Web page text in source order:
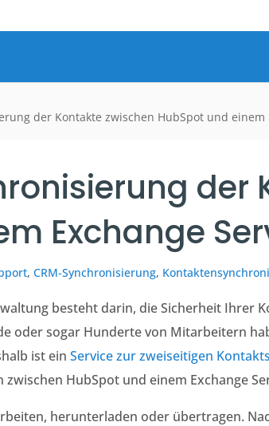
der Kontakte zwischen HubSpot und einem
der
Exchange
,CRM-Synchronisierung,
besteht darin, die Sicherheit Ihrer
oder sogar Hunderte von Mitarbeitern
ist einService zur zweiseitigen
HubSpot und einem Exchange
herunterladen oder übertragen.